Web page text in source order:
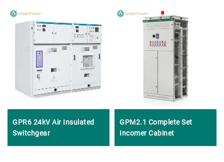
GPR6 24kV Air Insulated
Switchgear
GPM2.1 Complete Set
Incomer Cabinet